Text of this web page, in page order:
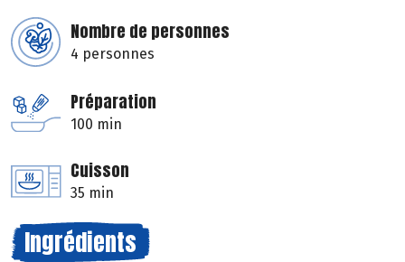
Nombre de personnes
4 personnes
Préparation
100 min
Cuisson
35 min
Ingrédients